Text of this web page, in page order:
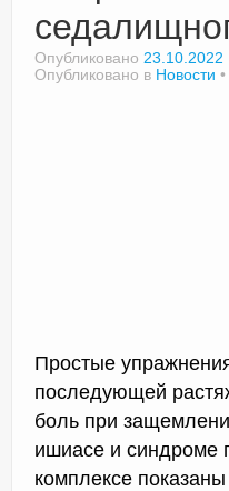
Опубликовано 23.10.2022
Опубликовано в Новости
Простые
последующей
боль при
ишиасе и
комплексе